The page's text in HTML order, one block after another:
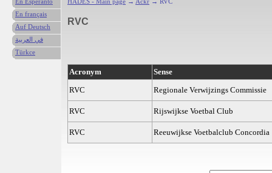
RVC
Acronym
Sense
RVC
Regionale Verwijzings Commissie
RVC Rijswijkse Voetbal Club
RVC Reeuwijkse Voetbalclub Concordia
En français
Auf Deutsch
في العربية
Türkce